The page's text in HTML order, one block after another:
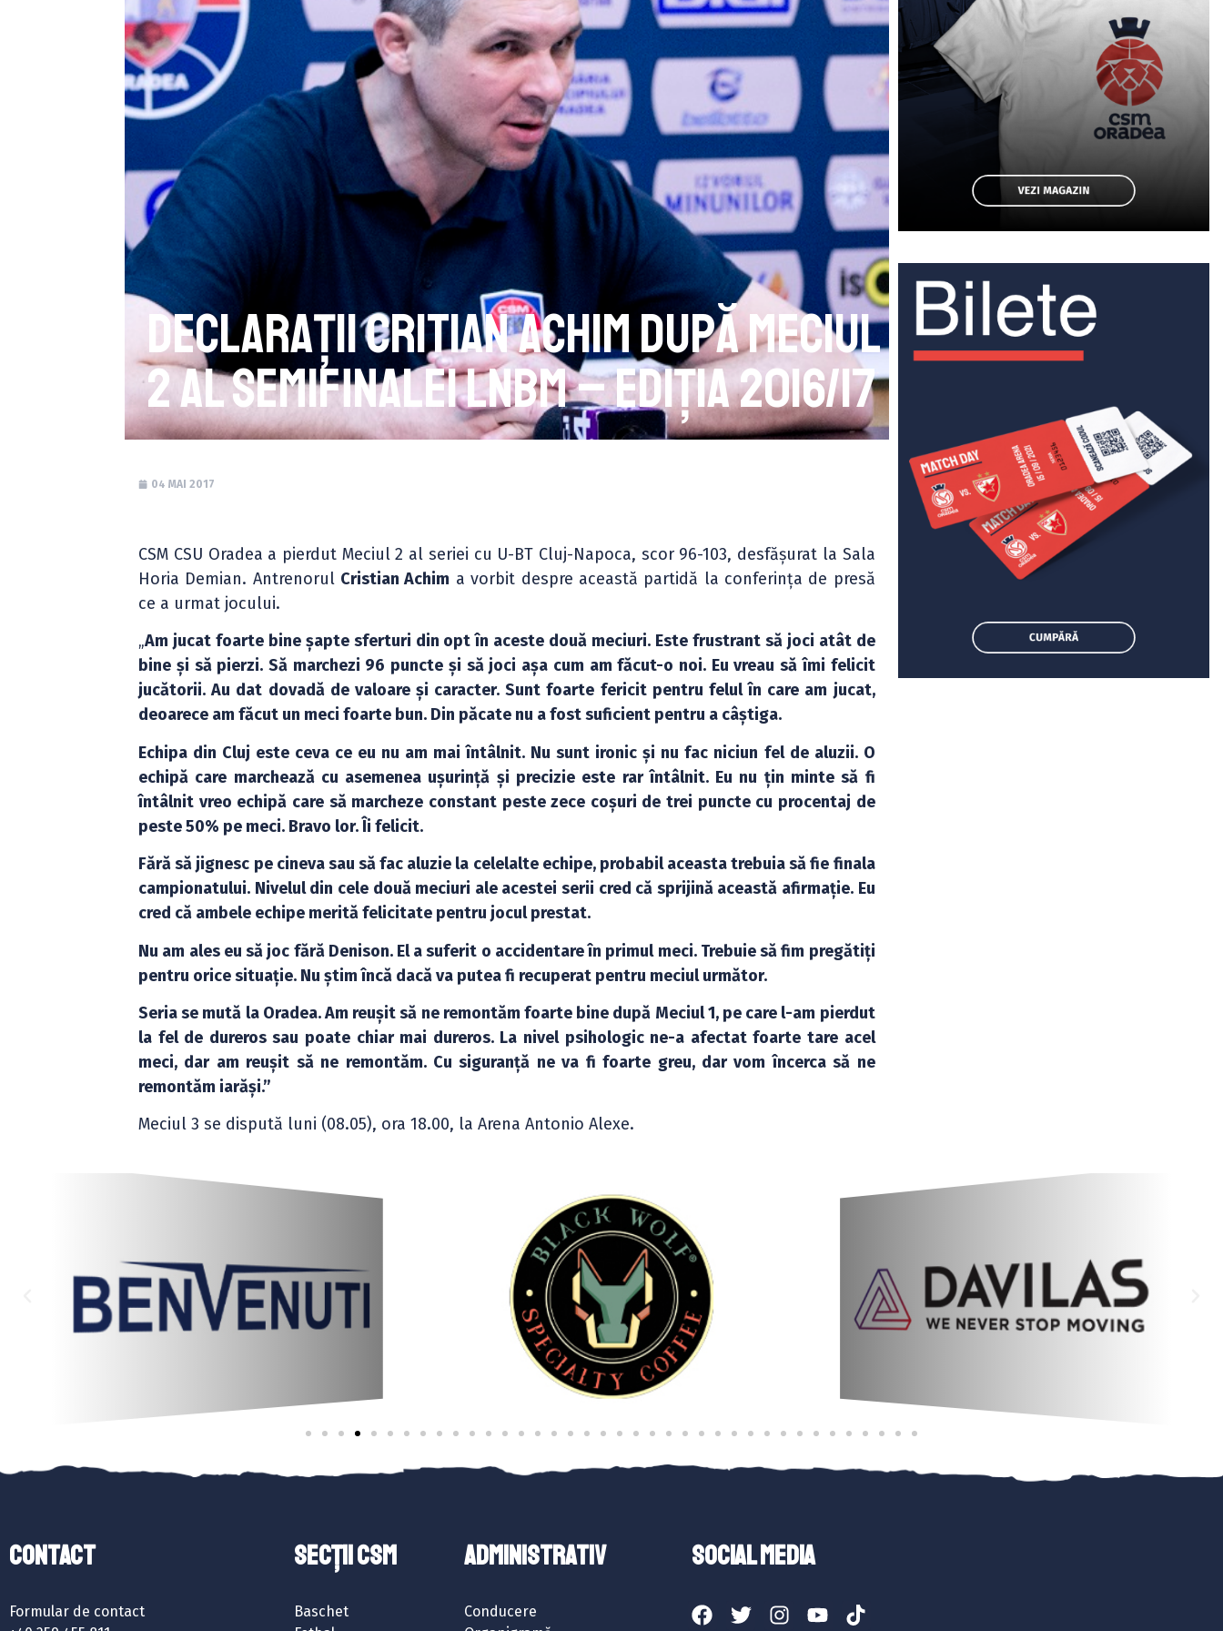
Declarații Critian Achim după Meciul
2 al semifinalei LNBM – ediția 2016/17
04 MAI 2017
CSM CSU Oradea a pierdut Meciul 2 al seriei cu U-BT Cluj-Napoca, scor 96-103, desfășurat la Sala
Horia Demian. Antrenorul Cristian Achim a vorbit despre această partidă la conferința de presă
ce a urmat jocului.
„Am jucat foarte bine șapte sferturi din opt în aceste două meciuri. Este frustrant să joci atât de
bine și să pierzi. Să marchezi 96 puncte și să joci așa cum am făcut-o noi. Eu vreau să îmi felicit
jucătorii. Au dat dovadă de valoare și caracter. Sunt foarte fericit pentru felul în care am jucat,
deoarece am făcut un meci foarte bun. Din păcate nu a fost suficient pentru a câștiga.
Echipa din Cluj este ceva ce eu nu am mai întâlnit. Nu sunt ironic și nu fac niciun fel de aluzii. O
echipă care marchează cu asemenea ușurință și precizie este rar întâlnit. Eu nu țin minte să fi
întâlnit vreo echipă care să marcheze constant peste zece coșuri de trei puncte cu procentaj de
peste 50% pe meci. Bravo lor. Îi felicit.
Fără să jignesc pe cineva sau să fac aluzie la celelalte echipe, probabil aceasta trebuia să fie finala
campionatului. Nivelul din cele două meciuri ale acestei serii cred că sprijină această afirmație. Eu
cred că ambele echipe merită felicitate pentru jocul prestat.
Nu am ales eu să joc fără Denison. El a suferit o accidentare în primul meci. Trebuie să fim pregătiți
pentru orice situație. Nu știm încă dacă va putea fi recuperat pentru meciul următor.
Seria se mută la Oradea. Am reușit să ne remontăm foarte bine după Meciul 1, pe care l-am pierdut
la fel de dureros sau poate chiar mai dureros. La nivel psihologic ne-a afectat foarte tare acel
meci, dar am reușit să ne remontăm. Cu siguranță ne va fi foarte greu, dar vom încerca să ne
remontăm iarăși.”
Meciul 3 se dispută luni (08.05), ora 18.00, la Arena Antonio Alexe.
Contact
Formular de contact
SECȚII CSM
Baschet
ADMINISTRATIV
Conducere
SOCIAL MEDIA